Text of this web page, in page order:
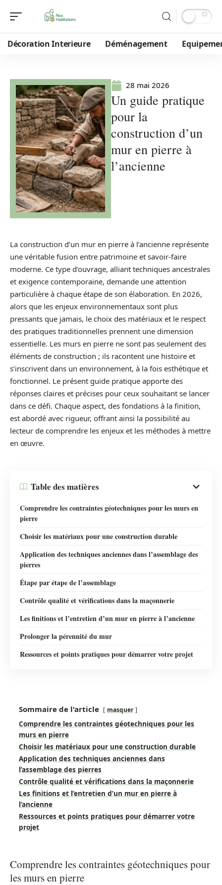
Décoration Interieure Déménagement
28 mai 2026
Un guide pratique
pour la
construction d’un
mur en pierre à
l’ancienne
La construction d’un mur en pierre à l’ancienne représente
une véritable fusion entre patrimoine et savoir-faire
moderne. Ce type d’ouvrage, alliant techniques ancestrales
et exigence contemporaine, demande une attention
particulière à chaque étape de son élaboration. En 2026,
alors que les enjeux environnementaux sont plus
pressants que jamais, le choix des matériaux et le respect
des pratiques traditionnelles prennent une dimension
essentielle. Les murs en pierre ne sont pas seulement des
éléments de construction ; ils racontent une histoire et
s’inscrivent dans un environnement, à la fois esthétique et
fonctionnel. Le présent guide pratique apporte des
réponses claires et précises pour ceux souhaitant se lancer
dans ce défi. Chaque aspect, des fondations à la finition,
est abordé avec rigueur, offrant ainsi la possibilité au
lecteur de comprendre les enjeux et les méthodes à mettre
en œuvre.
Table des matières
Comprendre les contraintes géotechniques pour les murs en
pierre
Choisir les matériaux pour une construction durable
Application des techniques anciennes dans l’assemblage des
pierres
Étape par étape de l’assemblage
Contrôle qualité et vérifications dans la maçonnerie
Les finitions et l’entretien d’un mur en pierre à l’ancienne
Prolonger la pérennité du mur
Ressources et points pratiques pour démarrer votre projet
Sommaire de l'article masquer
Comprendre les contraintes géotechniques pour les
murs en pierre
Choisir les matériaux pour une construction durable
Application des techniques anciennes dans
l’assemblage des pierres
Contrôle qualité et vérifications dans la maçonnerie
Les finitions et l’entretien d’un mur en pierre à
l’ancienne
Ressources et points pratiques pour démarrer votre
projet
Comprendre les contraintes géotechniques pour
les murs en pierre